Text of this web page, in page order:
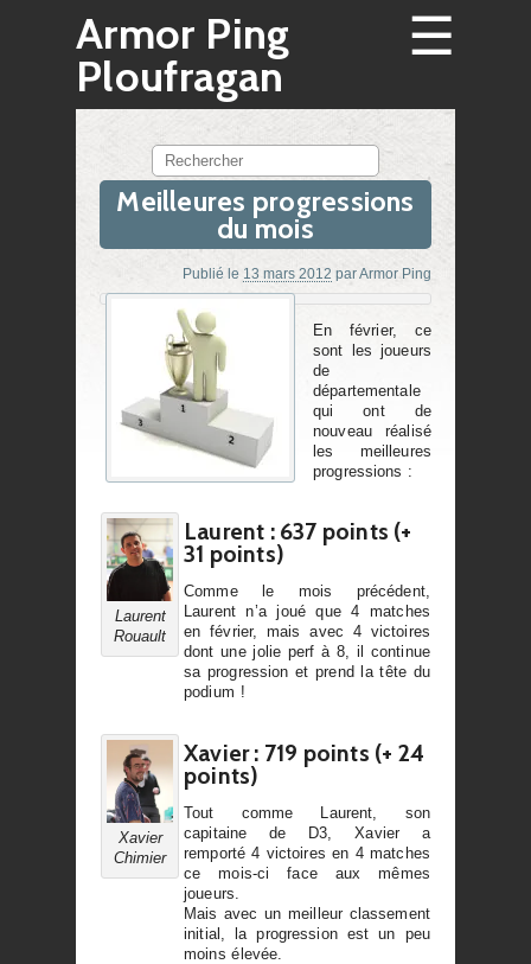
Armor Ping
Ploufragan
☰
Rechercher
Meilleures progressions
du mois
Publié le 13 mars 2012 parArmor Ping
En février, ce
sont les joueurs
de
départementale
qui ont de
nouveau réalisé
les meilleures
progressions :
Laurent
Rouault
Laurent : 637 points (+
31 points)
Comme le mois précédent,
Laurent n’a joué que 4 matches
en février, mais avec 4 victoires
dont une jolie perf à 8, il continue
sa progression et prend la tête du
podium !
Xavier
Chimier
Xavier : 719 points (+ 24
points)
Tout comme Laurent, son
capitaine de D3, Xavier a
remporté 4 victoires en 4 matches
ce mois-ci face aux mêmes
joueurs.
Mais avec un meilleur classement
initial, la progression est un peu
moins élevée.